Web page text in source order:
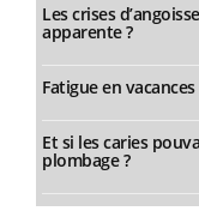
Les crises
apparente ?
Fatigue en
Et si les caries
plombage ?